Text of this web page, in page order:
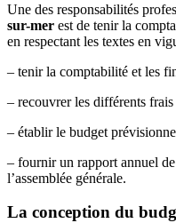
Une des responsabilités
sur-mer est de tenir la
en respectant les textes en
– tenir la comptabilité et les
– recouvrer les différents
– établir le budget
– fournir un rapport annuel
l’assemblée générale.
La conception du